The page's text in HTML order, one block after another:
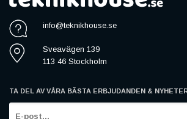
info@teknikhouse.se
Sveavägen 139
113 46 Stockholm
TA DEL AV VÅRA BÄSTA ERBJUDANDEN &